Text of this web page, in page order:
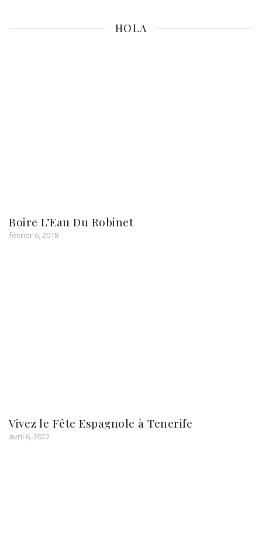
HOLA
Boire L’Eau Du Robinet
février 6, 2018
Vivez le Fête Espagnole à Tenerife
avril 6, 2022